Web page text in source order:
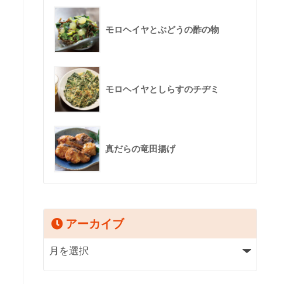
モロヘイヤとぶどうの酢の物
モロヘイヤとしらすのチヂミ
真だらの竜田揚げ
アーカイブ